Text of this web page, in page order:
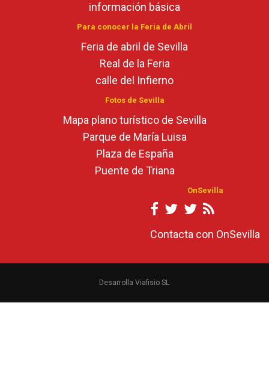
información básica
Para conocer la Feria de Abril
Feria de abril de Sevilla
Real de la Feria
calle del Infierno
Fotos de Sevilla
Mapa plano turístico de Sevilla
Parque de María Luisa
Plaza de España
Puente de Triana
OnSevilla
Contacta con OnSevilla
Desarrolla Viafisio SL